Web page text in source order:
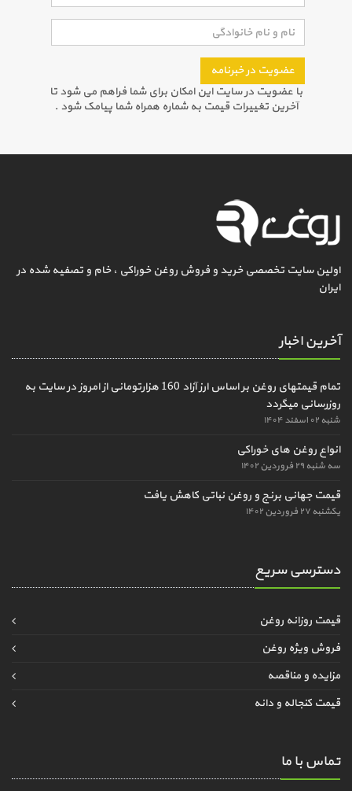
عضویت در خبرنامه
با عضویت در سایت این امکان برای شما فراهم می شود تا
آخرین تغییرات قیمت به شماره همراه شما پیامک شود .
اولین سایت تخصصی خرید و فروش روغن خوراکی ، خام و تصفیه شده در
ایران
آخرین اخبار
تمام قیمتهای روغن بر اساس ارز آزاد 160 هزارتومانی از امروز در سایت به
روزرسانی میگردد
شنبه ۰۲ اسفند ۱۴۰۴
انواع روغن های خوراکی
سه شنبه ۲۹ فروردین ۱۴۰۲
قیمت جهانی برنج و روغن نباتی کاهش یافت
یکشنبه ۲۷ فروردین ۱۴۰۲
دسترسی سریع
قیمت روزانه روغن
فروش ویژه روغن
مزایده و مناقصه
قیمت کنجاله و دانه
تماس با ما